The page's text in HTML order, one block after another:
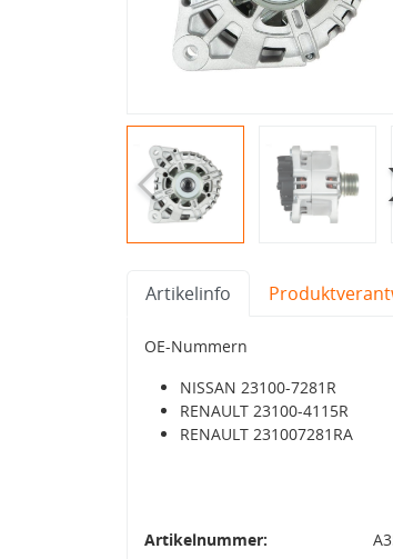
Artikelinfo
OE-Nummern
NISSAN 23100-7281R
RENAULT 23100-4115R
RENAULT 231007281RA
Artikelnummer: